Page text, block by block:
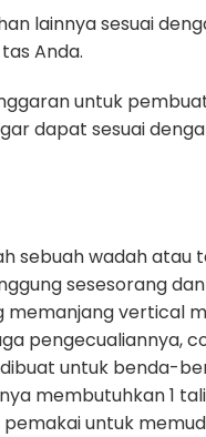
lainnya sesuai
Anda.
untuk
dapat sesuai
sebuah wadah atau
sesesorang
memanjang vertical
pengecualiannya,
untuk benda-
membutuhkan 1
pemakai untuk